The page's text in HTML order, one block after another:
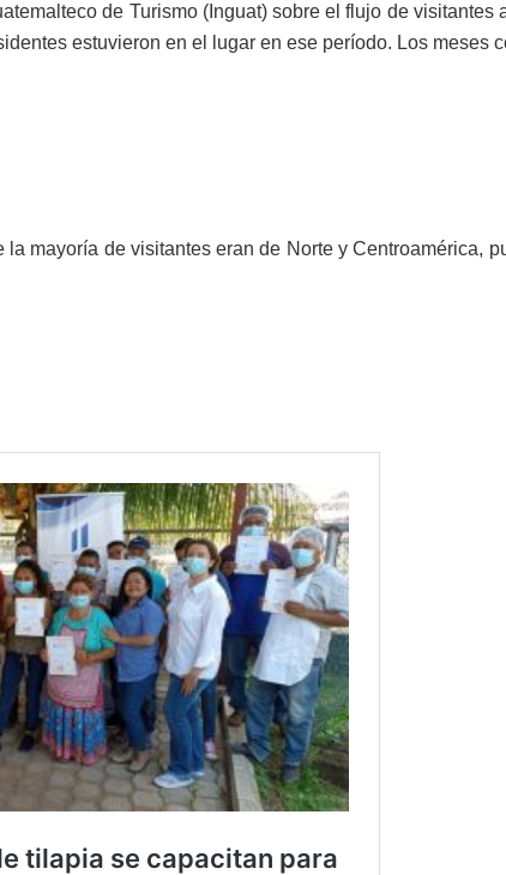
de Turismo (Inguat) sobre el flujo de visitantes
estuvieron en el lugar en ese período. Los meses
mayoría de visitantes eran de Norte y Centroamérica,